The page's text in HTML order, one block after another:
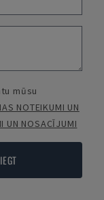
mūsu
NOTEIKUMI UN
UN NOSACĪJUMI